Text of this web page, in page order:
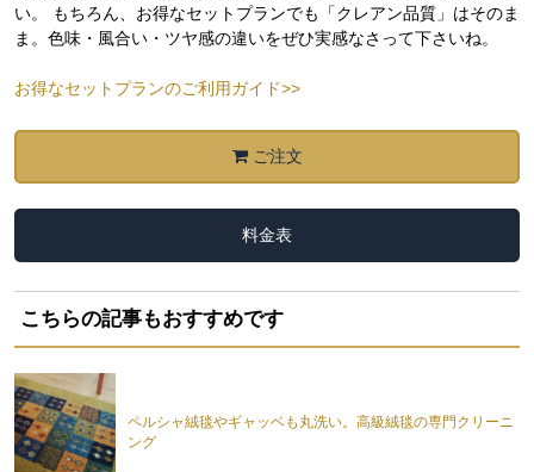
い。 もちろん、お得なセットプランでも「クレアン品質」はそのま
ま。色味・風合い・ツヤ感の違いをぜひ実感なさって下さいね。
お得なセットプランのご利用ガイド>>
ご注文
料金表
こちらの記事もおすすめです
ペルシャ絨毯やギャッベも丸洗い。高級絨毯の専門クリーニ
ング